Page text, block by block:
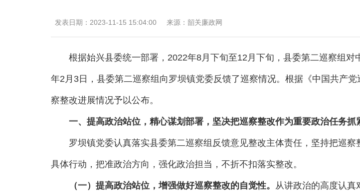
发表日期： 2023-11-15 15:04:00 来源： 韶关廉政网
根据始兴县委统一部署，2022年8月下旬至12月下旬，县委第二巡察组对
年2月3日，县委第二巡察组向罗坝镇党委反馈了巡察情况。根据《中国共产
察整改进展情况予以公布。
一、提高政治站位，精心谋划部署，坚决把巡察整改作为重要政治任务抓
罗坝镇党委认真落实县委第二巡察组反馈意见整改主体责任，坚持把巡察
具体行动，把准政治方向，强化政治担当，不折不扣落实整改。
（一）提高政治站位，增强做好巡察整改的自觉性。 从讲政治的高度认真